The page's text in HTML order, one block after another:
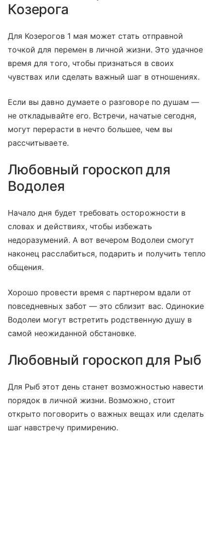
Козерога
Для Козерогов 1 мая может стать отправной
точкой для перемен в личной жизни. Это удачное
время для того, чтобы признаться в своих
чувствах или сделать важный шаг в отношениях.
Если вы давно думаете о разговоре по душам —
не откладывайте его. Встречи, начатые сегодня,
могут перерасти в нечто большее, чем вы
рассчитываете.
Любовный гороскоп для
Водолея
Начало дня будет требовать осторожности в
словах и действиях, чтобы избежать
недоразумений. А вот вечером Водолеи смогут
наконец расслабиться, подарить и получить тепло
общения.
Хорошо провести время с партнером вдали от
повседневных забот — это сблизит вас. Одинокие
Водолеи могут встретить родственную душу в
самой неожиданной обстановке.
Любовный гороскоп для Рыб
Для Рыб этот день станет возможностью навести
порядок в личной жизни. Возможно, стоит
открыто поговорить о важных вещах или сделать
шаг навстречу примирению.